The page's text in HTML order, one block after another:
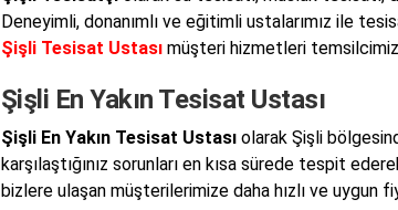
Deneyimli, donanımlı ve eğitimli ustalarımız ile
Şişli Tesisat Ustası müşteri hizmetleri
Şişli En Yakın Tesisat Ustası
Şişli En Yakın Tesisat Ustasıolarak Şişli
karşılaştığınız sorunları en kısa sürede tespit
bizlere ulaşan müşterilerimize daha hızlı ve uygun